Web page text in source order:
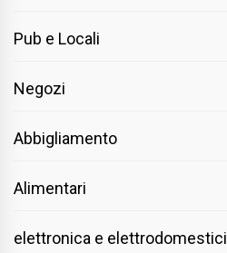
Pub e Locali
Negozi
Abbigliamento
Alimentari
elettronica e elettrodomestici